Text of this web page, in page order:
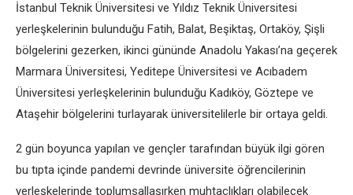
İstanbul Teknik Üniversitesi ve Yıldız Teknik Üniversitesi
yerleşkelerinin bulunduğu Fatih, Balat, Beşiktaş, Ortaköy, Şişli
bölgelerini gezerken, ikinci gününde Anadolu Yakası’na geçerek
Marmara Üniversitesi, Yeditepe Üniversitesi ve Acıbadem
Üniversitesi yerleşkelerinin bulunduğu Kadıköy, Göztepe ve
Ataşehir bölgelerini turlayarak üniversitelilerle bir ortaya geldi.
2 gün boyunca yapılan ve gençler tarafından büyük ilgi gören
bu tıpta içinde pandemi devrinde üniversite öğrencilerinin
yerleşkelerinde toplumsallaşırken muhtaçlıkları olabilecek